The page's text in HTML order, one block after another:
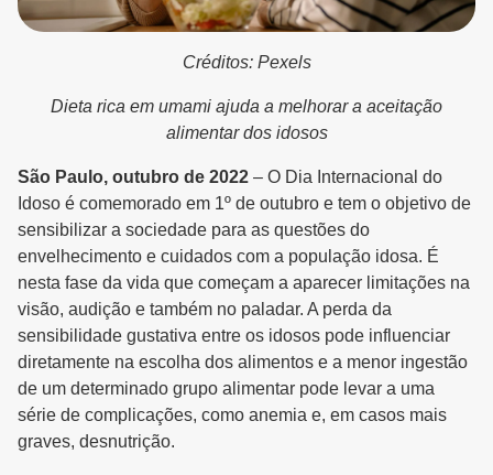
Créditos: Pexels
Dieta rica em umami ajuda a melhorar a aceitação
alimentar dos idosos
São Paulo, outubro de 2022 – O Dia Internacional do
Idoso é comemorado em 1º de outubro e tem o objetivo de
sensibilizar a sociedade para as questões do
envelhecimento e cuidados com a população idosa. É
nesta fase da vida que começam a aparecer limitações na
visão, audição e também no paladar. A perda da
sensibilidade gustativa entre os idosos pode influenciar
diretamente na escolha dos alimentos e a menor ingestão
de um determinado grupo alimentar pode levar a uma
série de complicações, como anemia e, em casos mais
graves, desnutrição.